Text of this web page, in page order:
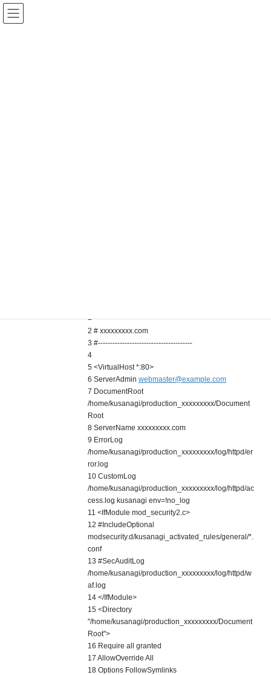
Skip
Skip
=
2 # xxxxxxxxx.com
3 #---------------------------------------
4
5 <VirtualHost *:80>
6 ServerAdmin webmaster@example.com
7 DocumentRoot
/home/kusanagi/production_xxxxxxxxx/Document
Root
8 ServerName xxxxxxxxx.com
9 ErrorLog
/home/kusanagi/production_xxxxxxxxx/log/httpd/er
ror.log
10 CustomLog
/home/kusanagi/production_xxxxxxxxx/log/httpd/ac
cess.log kusanagi env=!no_log
11 <IfModule mod_security2.c>
12 #IncludeOptional
modsecurity.d/kusanagi_activated_rules/general/*.
conf
13 #SecAuditLog
/home/kusanagi/production_xxxxxxxxx/log/httpd/w
af.log
14 </IfModule>
15 <Directory
"/home/kusanagi/production_xxxxxxxxx/Document
Root">
16 Require all granted
17 AllowOverride All
18 Options FollowSymlinks